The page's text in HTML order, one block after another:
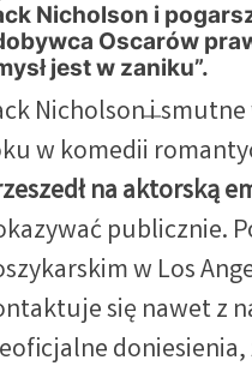
w
- Wojciech Kozicki 2023-01-13
Nicholson i
Oscarów
jest w zaniku”.
Nicholson i
w komedii
na aktorską
publicznie.
w Los
się nawet z